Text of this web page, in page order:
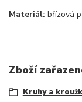
Materiál: břízová
Zboží
Kruhy a